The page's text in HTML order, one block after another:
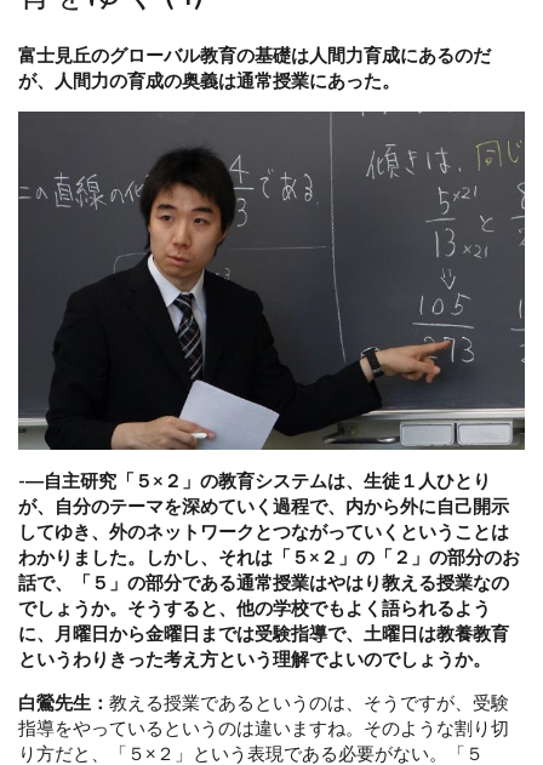
富士見丘のグローバル教育の基礎は人間力育成にあるのだ
が、人間力の育成の奥義は通常授業にあった。
-―自主研究「５×２」の教育システムは、生徒１人ひとり
が、自分のテーマを深めていく過程で、内から外に自己開示
してゆき、外のネットワークとつながっていくということは
わかりました。しかし、それは「５×２」の「２」の部分のお
話で、「５」の部分である通常授業はやはり教える授業なの
でしょうか。そうすると、他の学校でもよく語られるよう
に、月曜日から金曜日までは受験指導で、土曜日は教養教育
というわりきった考え方という理解でよいのでしょうか。
白鶯先生： 教える授業であるというのは、そうですが、受験
指導をやっているというのは違いますね。そのような割り切
り方だと、「５×２」という表現である必要がない。「５